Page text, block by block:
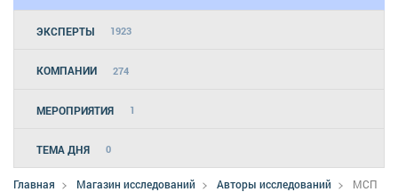
ЭКСПЕРТЫ 1923
КОМПАНИИ 274
МЕРОПРИЯТИЯ 1
ТЕМА ДНЯ 0
Главная Магазин исследований Авторы исследований
МСП